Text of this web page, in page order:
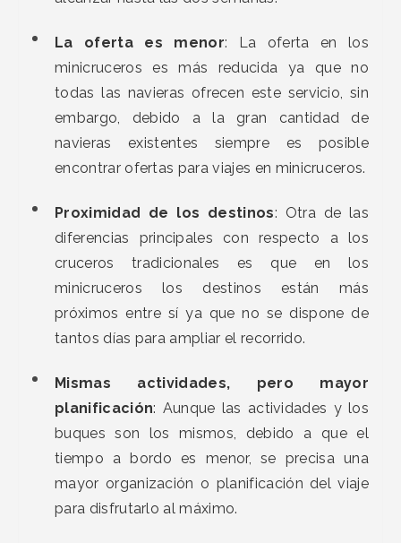
La oferta es menor: La oferta en los
minicruceros es más reducida ya que no
todas las navieras ofrecen este servicio, sin
embargo, debido a la gran cantidad de
navieras existentes siempre es posible
encontrar ofertas para viajes en minicruceros.
Proximidad de los destinos: Otra de las
diferencias principales con respecto a los
cruceros tradicionales es que en los
minicruceros los destinos están más
próximos entre sí ya que no se dispone de
tantos días para ampliar el recorrido.
Mismas actividades, pero mayor
planificación: Aunque las actividades y los
buques son los mismos, debido a que el
tiempo a bordo es menor, se precisa una
mayor organización o planificación del viaje
para disfrutarlo al máximo.